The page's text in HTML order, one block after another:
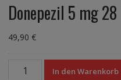
Donepezil 5 mg
49,90 €
Donepezil
In den Warenkorb